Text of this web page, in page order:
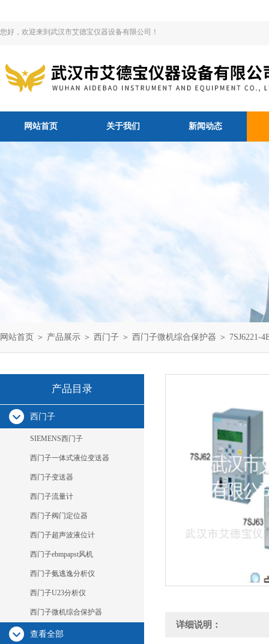
您好，欢迎来到武汉市艾德宝仪器设备有限公司！
网站首页 关于我们 新闻动态
网站首页 ＞ 产品展示 ＞ 西门子 ＞ 西门子微机综合保护器 ＞ 7SJ6221-
产品目录
西门子
SIEMENS西门子
西门子一体式液位变送器
西门子变送器
西门子流量计
西门子阀门定位器
西门子超声波液位计
西门子ebmpapst风机
西门子氨逃逸分析仪
西门子U23分析仪
西门子微机综合保护器
查看全部
详细说明：